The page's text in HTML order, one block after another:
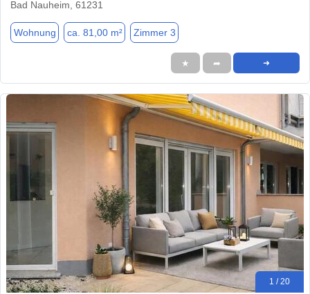
Bad Nauheim, 61231
Wohnung ca. 81,00 m² Zimmer 3
★ ➦ ➜
1 / 20